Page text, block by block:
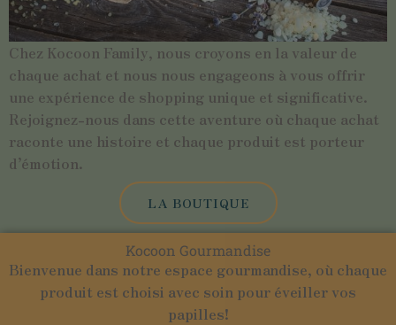
Chez Kocoon Family, nous croyons en la valeur de
chaque achat et nous nous engageons à vous offrir
une expérience de shopping unique et significative.
Rejoignez-nous dans cette aventure où chaque achat
raconte une histoire et chaque produit est porteur
d’émotion.
LA BOUTIQUE
Kocoon Gourmandise
Bienvenue dans notre espace gourmandise, où chaque
produit est choisi avec soin pour éveiller vos
papilles!